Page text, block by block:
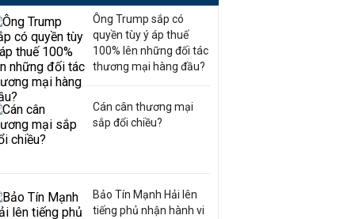
Ông Trump sắp có
quyền tùy ý áp thuế
100% lên những đối tác
thương mại hàng đầu?
Cán cân thương mại
sắp đổi chiều?
Bảo Tín Mạnh Hải lên
tiếng phủ nhận hành vi